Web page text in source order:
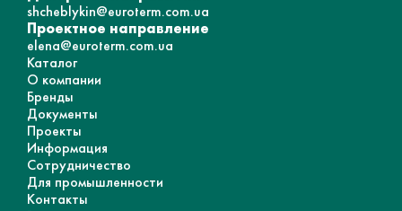
shcheblykin@euroterm.com.ua
Проектное направление
elena@euroterm.com.ua
Каталог
О компании
Бренды
Документы
Проекты
Информация
Сотрудничество
Для промышленности
Контакты